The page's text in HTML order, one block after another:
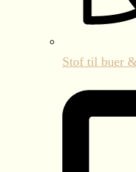
Stof til buer